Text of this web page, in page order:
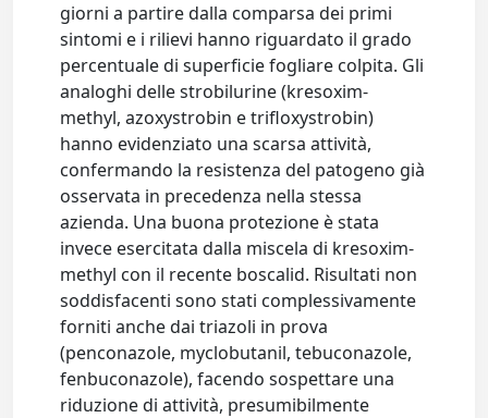
giorni a partire dalla comparsa dei primi
sintomi e i rilievi hanno riguardato il grado
percentuale di superficie fogliare colpita. Gli
analoghi delle strobilurine (kresoxim-
methyl, azoxystrobin e trifloxystrobin)
hanno evidenziato una scarsa attività,
confermando la resistenza del patogeno già
osservata in precedenza nella stessa
azienda. Una buona protezione è stata
invece esercitata dalla miscela di kresoxim-
methyl con il recente boscalid. Risultati non
soddisfacenti sono stati complessivamente
forniti anche dai triazoli in prova
(penconazole, myclobutanil, tebuconazole,
fenbuconazole), facendo sospettare una
riduzione di attività, presumibilmente